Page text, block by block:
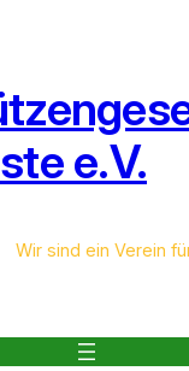
e.V.
Wir sind ein Verein